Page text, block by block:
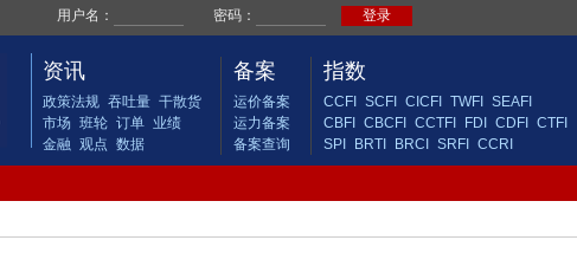
资讯
政策法规 吞吐量 干散货
市场 班轮 订单 业绩
金融 观点 数据
备案
运价备案
运力备案
备案查询
指数
CCFI SCFI CICFI TWFI
SEAFI
CBFI
CBCFI CCTFI FDI CDFI
CTFI
SPI
BRTI BRCI SRFI CCRI